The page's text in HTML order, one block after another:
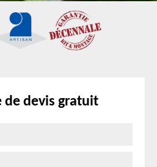
de devis gratuit